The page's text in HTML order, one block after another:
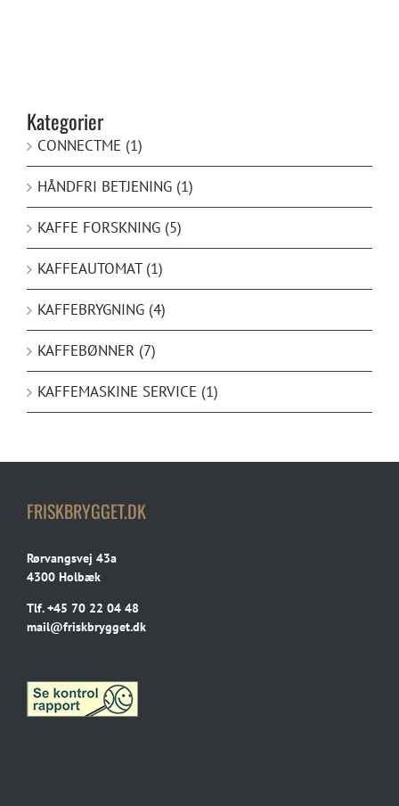
Kategorier
CONNECTME (1)
HÅNDFRI BETJENING (1)
KAFFE FORSKNING (5)
KAFFEAUTOMAT (1)
KAFFEBRYGNING (4)
KAFFEBØNNER (7)
KAFFEMASKINE SERVICE (1)
FRISKBRYGGET.DK
Rørvangsvej 43a
4300 Holbæk
Tlf.+45 70 22 04 48
mail@friskbrygget.dk